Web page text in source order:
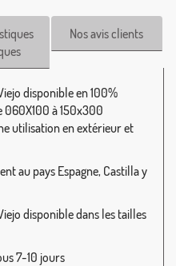
Nos avis clients
disponible en 100%
060X100 à 150x300
utilisation en extérieur et
au pays Espagne, Castilla y
disponible dans les tailles
7-10 jours